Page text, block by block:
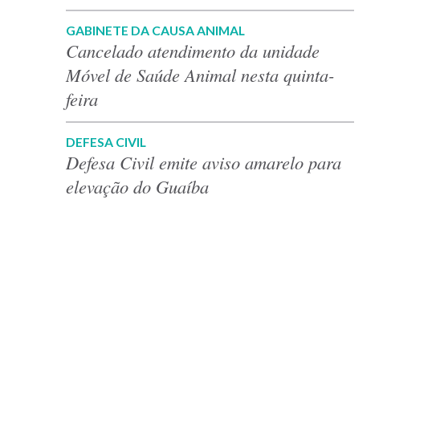
GABINETE DA CAUSA ANIMAL
Cancelado atendimento da unidade
Móvel de Saúde Animal nesta quinta-
feira
DEFESA CIVIL
Defesa Civil emite aviso amarelo para
elevação do Guaíba